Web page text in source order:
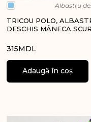
Albastru
TRICOU POLO,
DESCHIS MÂNECA
315MDL
Adaugă în coș